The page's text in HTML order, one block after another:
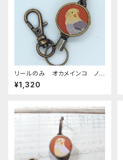
リールのみ オカメインコ ノ
ーマル レッドブラウン おか
めいんこ
¥1,320